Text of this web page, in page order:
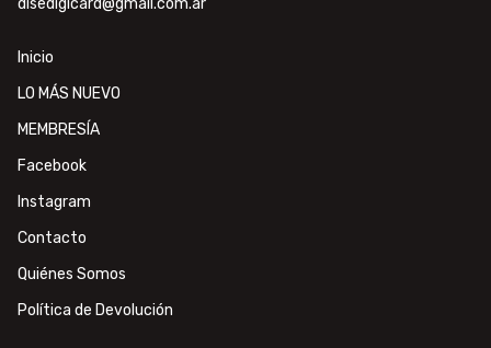
Inicio
LO MÁS NUEVO
MEMBRESÍA
Facebook
Instagram
Contacto
Quiénes Somos
Política de Devolución